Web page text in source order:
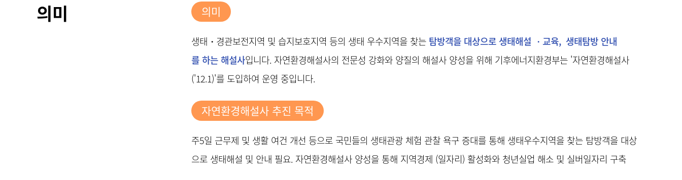
의미 의미
생태・경관보전지역 및 습지보호지역 등의 생태 우수지역을 찾는 탐방객을 대상으로 생태해설 ・교육, 생태탐방 안내
를 하는 해설사입니다. 자연환경해설사의 전문성 강화와 양질의 해설사 양성을 위해 기후에너지환경부는 '자연환경해설사
('12.1)'를 도입하여 운영 중입니다.
자연환경해설사 추진 목적
주5일 근무제 및 생활 여건 개선 등으로 국민들의 생태관광 체험 관찰 욕구 증대를 통해 생태우수지역을 찾는 탐방객을 대상
으로 생태해설 및 안내 필요. 자연환경해설사 양성을 통해 지역경제 (일자리) 활성화와 청년실업 해소 및 실버일자리 구축